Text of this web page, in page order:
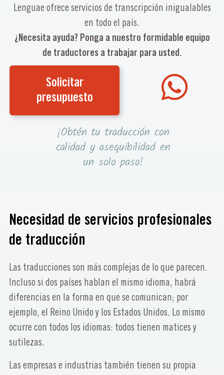
Lenguae ofrece servicios de transcripción inigualables
en todo el país.
¿Necesita ayuda? Ponga a nuestro formidable equipo
de traductores a trabajar para usted.
Solicitar
presupuesto
¡Obtén tu traducción con
calidad y asequibilidad en
un solo paso!
Necesidad de servicios profesionales
de traducción
Las traducciones son más complejas de lo que parecen.
Incluso si dos países hablan el mismo idioma, habrá
diferencias en la forma en que se comunican; por
ejemplo, el Reino Unido y los Estados Unidos. Lo mismo
ocurre con todos los idiomas: todos tienen matices y
sutilezas.
Las empresas e industrias también tienen su propia